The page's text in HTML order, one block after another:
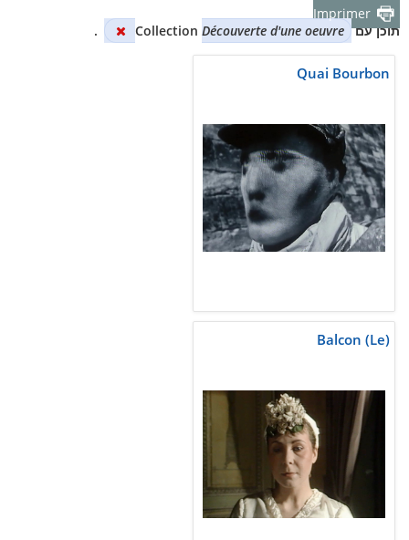
תוכן עם Collection Découverte d'une oeuvre
.
Imprimer
Quai Bourbon
Balcon (Le)